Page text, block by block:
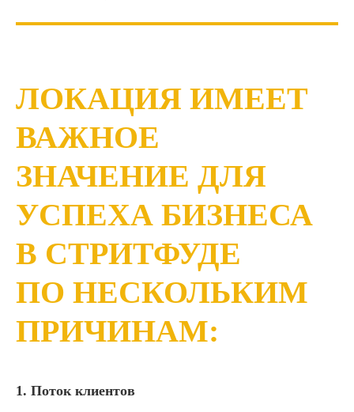
ЛОКАЦИЯ ИМЕЕТ
ВАЖНОЕ
ЗНАЧЕНИЕ ДЛЯ
УСПЕХА БИЗНЕСА
В СТРИТФУДЕ
ПО НЕСКОЛЬКИМ
ПРИЧИНАМ:
1. Поток клиентов